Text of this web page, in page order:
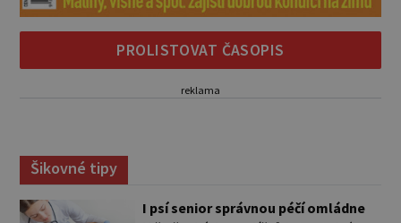
PROLISTOVAT ČASOPIS
reklama
Šikovné tipy
I psí senior správnou péčí omládne